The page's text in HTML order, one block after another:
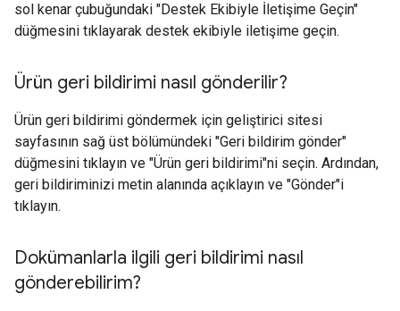
sol kenar çubuğundaki "Destek Ekibiyle İletişime Geçin"
düğmesini tıklayarak destek ekibiyle iletişime geçin.
Ürün geri bildirimi nasıl gönderilir?
Ürün geri bildirimi göndermek için geliştirici sitesi
sayfasının sağ üst bölümündeki "Geri bildirim gönder"
düğmesini tıklayın ve "Ürün geri bildirimi"ni seçin. Ardından,
geri bildiriminizi metin alanında açıklayın ve "Gönder"i
tıklayın.
Dokümanlarla ilgili geri bildirimi nasıl
gönderebilirim?